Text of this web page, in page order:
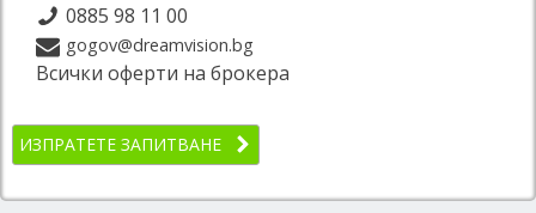
0885 98 11 00
gogov@dreamvision.bg
Всички оферти на брокера
ИЗПРАТЕТЕ ЗАПИТВАНЕ